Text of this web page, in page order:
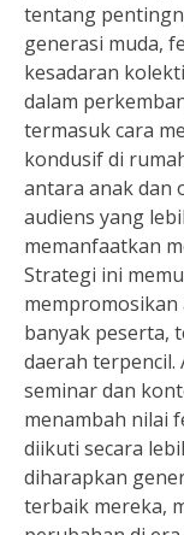
tentang
generasi muda,
kesadaran
dalam
termasuk cara
kondusif di
antara anak dan
audiens yang
memanfaatkan
Strategi ini
mempromosikan
banyak peserta,
daerah
seminar dan
menambah nilai
diikuti secara
diharapkan
terbaik mereka,